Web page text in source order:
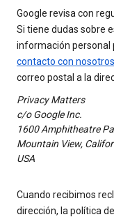
Google revisa con
Si tiene dudas sobre
información personal
contacto con nosotros
correo postal a la
Privacy Matters
c/o Google Inc.
1600 Amphitheatre
Mountain View,
USA
Cuando recibimos
dirección, la política